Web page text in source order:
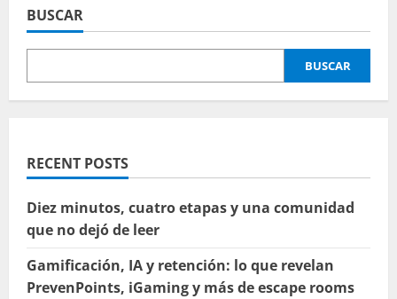
Badge
BUSCAR
BUSCAR
RECENT POSTS
Diez minutos, cuatro etapas y una comunidad
que no dejó de leer
Gamificación, IA y retención: lo que revelan
PrevenPoints, iGaming y más de escape rooms